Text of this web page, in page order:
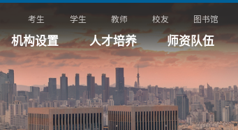
考生 学生 教师 校友 图书馆
机构设置 人才培养 师资队伍